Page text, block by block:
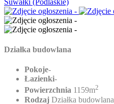
Działka budowlana
Pokoje-
Łazienki-
Powierzchnia 1159m2
Rodzaj Działka budowlana